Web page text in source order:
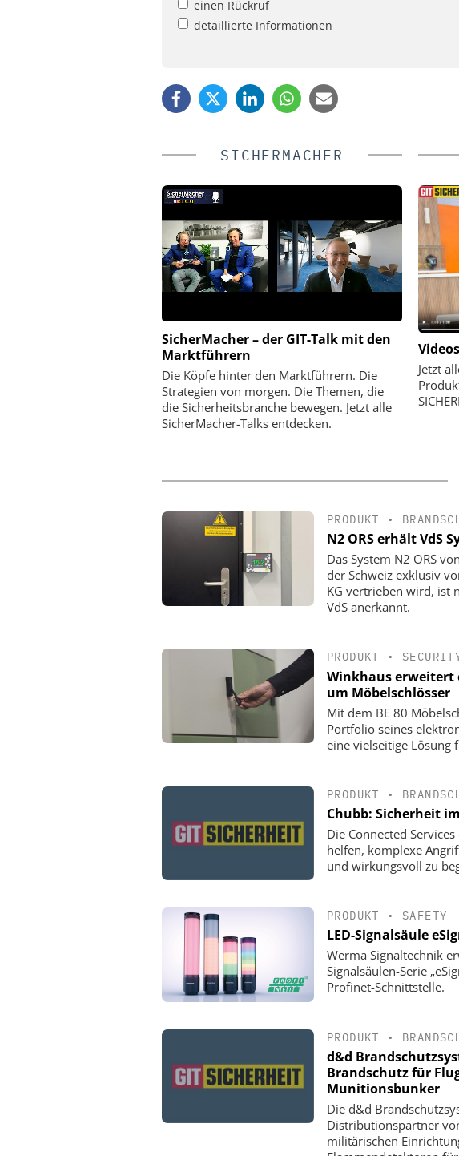
einen Rückruf
detaillierte Informationen
SICHERMACHER
SicherMacher – der GIT-Talk mit den
Marktführern
Die Köpfe hinter den Marktführern. Die
Strategien von morgen. Die Themen, die
die Sicherheitsbranche bewegen. Jetzt alle
SicherMacher-Talks entdecken.
Jetzt
TPS SICHERHEITSTECHNIK
im Praxistest:
urbane Testgelände von
TPS reale Angriffsszenarien
ASSA ABLOY SICHERHEITSTECHNIK
Schließtechnik im Wandel: Die
Merkur Spiel-Arena setzt auf eCliq
PRODUKT •
N2 ORS erhält VdS
Das System N2 ORS
der Schweiz exklusiv
KG vertrieben wird, ist
VdS anerkannt.
PRODUKT •
Winkhaus erweitert
um Möbelschlösser
Mit dem BE 80
Portfolio seines
eine vielseitige Lösung
PRODUKT •
Chubb: Sicherheit
Die Connected
helfen, komplexe
und wirkungsvoll zu
PRODUKT • SAFETY
LED-Signalsäule
Werma Signaltechnik
Signalsäulen-Serie
Profinet-Schnittstelle.
PRODUKT •
d&d
Brandschutz für
Munitionsbunker
Die d&d
Distributionspartner
militärischen